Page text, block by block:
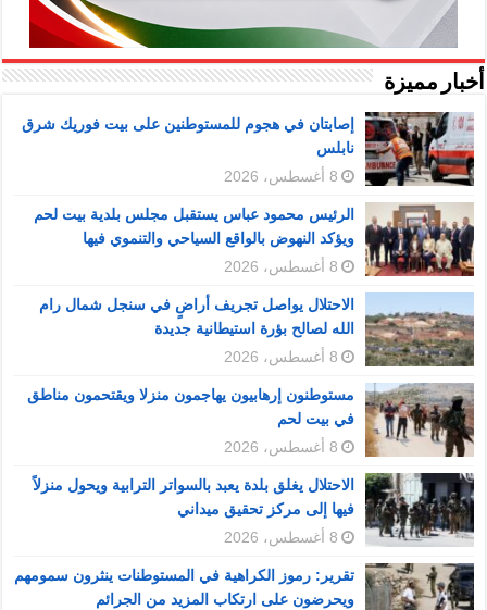
أخبار مميزة
إصابتان في هجوم للمستوطنين على بيت فوريك شرق
نابلس
8 أغسطس، 2026
الرئيس محمود عباس يستقبل مجلس بلدية بيت لحم
ويؤكد النهوض بالواقع السياحي والتنموي فيها
8 أغسطس، 2026
الاحتلال يواصل تجريف أراضٍ في سنجل شمال رام
الله لصالح بؤرة استيطانية جديدة
8 أغسطس، 2026
مستوطنون إرهابيون يهاجمون منزلا ويقتحمون مناطق
في بيت لحم
8 أغسطس، 2026
الاحتلال يغلق بلدة يعبد بالسواتر الترابية ويحول منزلاً
فيها إلى مركز تحقيق ميداني
8 أغسطس، 2026
تقرير: رموز الكراهية في المستوطنات ينثرون سمومهم
ويحرضون على ارتكاب المزيد من الجرائم